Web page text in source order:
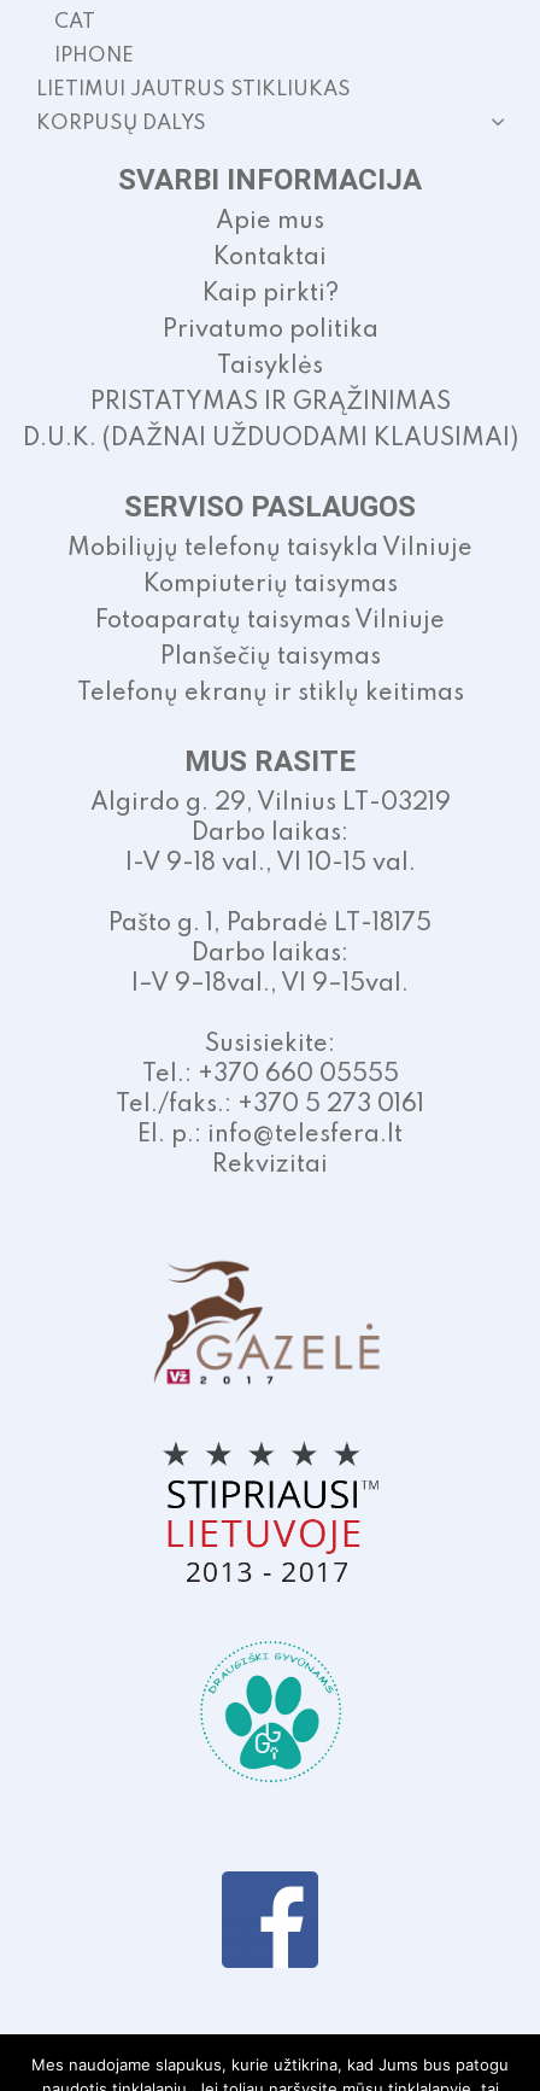
CAT
IPHONE
LIETIMUI JAUTRUS STIKLIUKAS
KORPUSŲ DALYS
SVARBI INFORMACIJA
Apie mus
Kontaktai
Kaip pirkti?
Privatumo politika
Taisyklės
PRISTATYMAS IR GRĄŽINIMAS
D.U.K. (DAŽNAI UŽDUODAMI KLAUSIMAI)
SERVISO PASLAUGOS
Mobiliųjų telefonų taisykla Vilniuje
Kompiuterių taisymas
Fotoaparatų taisymas Vilniuje
Planšečių taisymas
Telefonų ekranų ir stiklų keitimas
MUS RASITE
Algirdo g. 29, Vilnius LT-03219
Darbo laikas:
I-V 9-18 val., VI 10-15 val.
Pašto g. 1, Pabradė LT-18175
Darbo laikas:
I–V 9–18val., VI 9–15val.
Susisiekite:
Tel.: +370 660 05555
Tel./faks.: +370 5 273 0161
El. p.: info@telesfera.lt
Rekvizitai
Mes naudojame slapukus, kurie užtikrina, kad Jums bus patogu